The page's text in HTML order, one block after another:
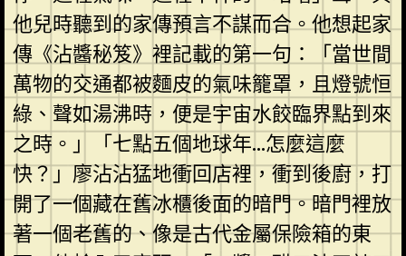
他兒時聽到的家傳預言不謀而合。他想起家
傳《沾醬秘笈》裡記載的第一句：「當世間
萬物的交通都被麵皮的氣味籠罩，且燈號恒
綠、聲如湯沸時，便是宇宙水餃臨界點到來
之時。」「七點五個地球年…怎麼這麼
快？」廖沾沾猛地衝回店裡，衝到後廚，打
開了一個藏在舊冰櫃後面的暗門。暗門裡放
著一個老舊的、像是古代金屬保險箱的東